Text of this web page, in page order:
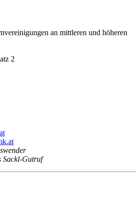
an mittleren und höheren
2
Sackl-Gutruf